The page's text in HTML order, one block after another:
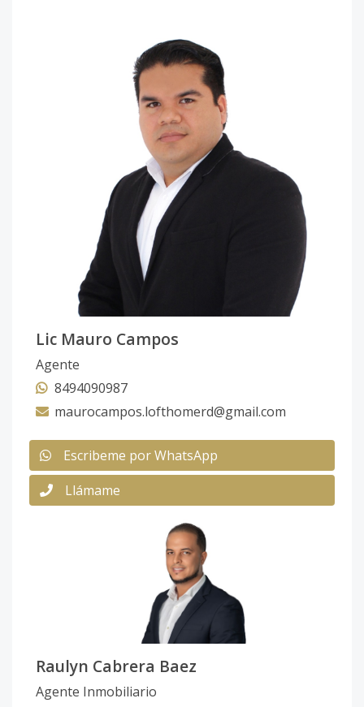
Lic Mauro Campos
Agente
8494090987
maurocampos.lofthomerd@gmail.com
Escribeme por WhatsApp
Llámame
Raulyn Cabrera Baez
Agente Inmobiliario